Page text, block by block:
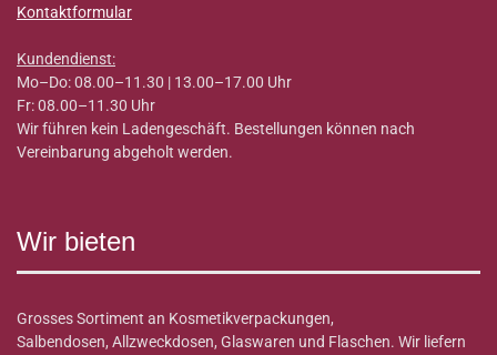
Kontaktformular
Kundendienst:
Mo–Do: 08.00–11.30 | 13.00–17.00 Uhr
Fr: 08.00–11.30 Uhr
Wir führen kein Ladengeschäft. Bestellungen können nach
Vereinbarung abgeholt werden.
Wir bieten
Grosses Sortiment an Kosmetikverpackungen,
Salbendosen, Allzweckdosen, Glaswaren und Flaschen. Wir liefern